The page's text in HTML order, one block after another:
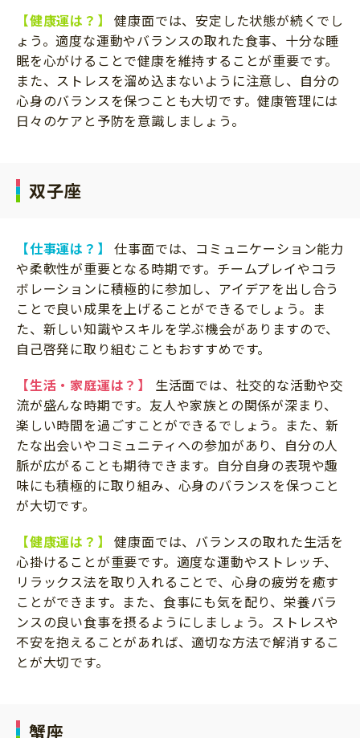
【健康運は？】
健康面では、安定した状態が続くでし
ょう。適度な運動やバランスの取れた食事、十分な睡
眠を心がけることで健康を維持することが重要です。
また、ストレスを溜め込まないように注意し、自分の
心身のバランスを保つことも大切です。健康管理には
日々のケアと予防を意識しましょう。
双子座
【仕事運は？】仕事面では、コミュニケーション能力
や柔軟性が重要となる時期です。チームプレイやコラ
ボレーションに積極的に参加し、アイデアを出し合う
ことで良い成果を上げることができるでしょう。ま
た、新しい知識やスキルを学ぶ機会がありますので、
自己啓発に取り組むこともおすすめです。
【生活・家庭運は？】 生活面では、社交的な活動や交
流が盛んな時期です。友人や家族との関係が深まり、
楽しい時間を過ごすことができるでしょう。また、新
たな出会いやコミュニティへの参加があり、自分の人
脈が広がることも期待できます。自分自身の表現や趣
味にも積極的に取り組み、心身のバランスを保つこと
が大切です。
【健康運は？】
健康面では、バランスの取れた生活を
心掛けることが重要です。適度な運動やストレッチ、
リラックス法を取り入れることで、心身の疲労を癒す
ことができます。また、食事にも気を配り、栄養バラ
ンスの良い食事を摂るようにしましょう。ストレスや
不安を抱えることがあれば、適切な方法で解消するこ
とが大切です。
蟹座